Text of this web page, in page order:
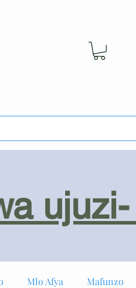
ujuzi-
Mlo Afya Mafunzo